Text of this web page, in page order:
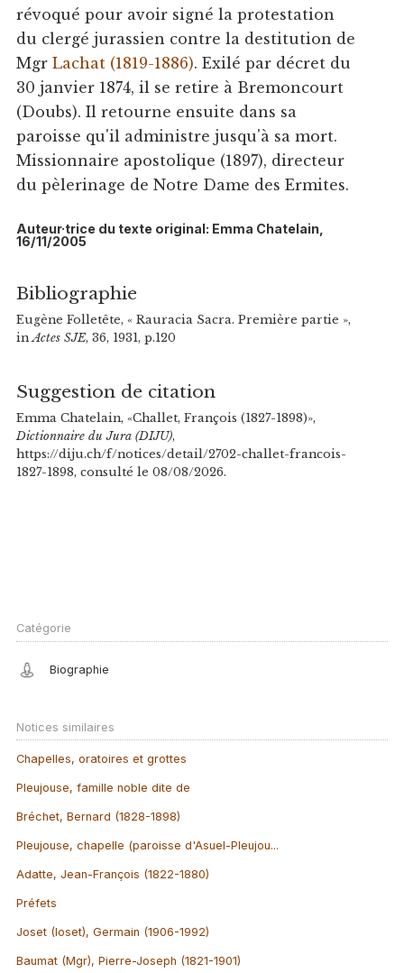
révoqué pour avoir signé la protestation
du clergé jurassien contre la destitution de
Mgr Lachat (1819-1886). Exilé par décret du
30 janvier 1874, il se retire à Bremoncourt
(Doubs). Il retourne ensuite dans sa
paroisse qu'il administre jusqu'à sa mort.
Missionnaire apostolique (1897), directeur
du pèlerinage de Notre Dame des Ermites.
Auteur·trice du texte original: Emma Chatelain,
16/11/2005
Bibliographie
Eugène Folletête, « Rauracia Sacra. Première partie »,
in Actes SJE, 36, 1931, p.120
Suggestion de citation
Emma Chatelain, «Challet, François (1827-1898)»,
Dictionnaire du Jura (DIJU),
https://diju.ch/f/notices/detail/2702-challet-francois-
1827-1898, consulté le 08/08/2026.
Catégorie
Biographie
Notices similaires
Chapelles, oratoires et grottes
Pleujouse, famille noble dite de
Bréchet, Bernard (1828-1898)
Pleujouse, chapelle (paroisse d'Asuel-Pleujou...
Adatte, Jean-François (1822-1880)
Préfets
Joset (Ioset), Germain (1906-1992)
Baumat (Mgr), Pierre-Joseph (1821-1901)